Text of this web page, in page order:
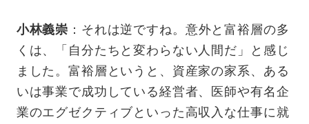
小林義崇 ：それは逆ですね。意外と富裕層の多
くは、「自分たちと変わらない人間だ」と感じ
ました。富裕層というと、資産家の家系、ある
いは事業で成功している経営者、医師や有名企
業のエグゼクティブといった高収入な仕事に就